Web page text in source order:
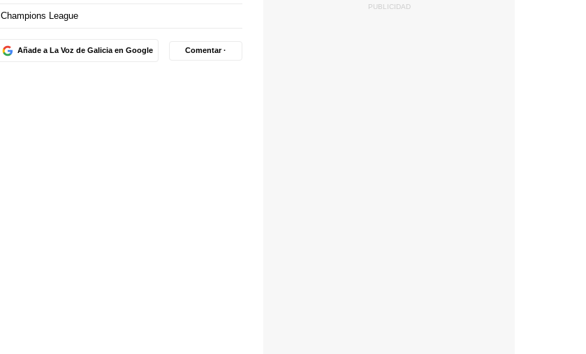
Champions League
Añade a La Voz de Galicia en Google Comentar ·